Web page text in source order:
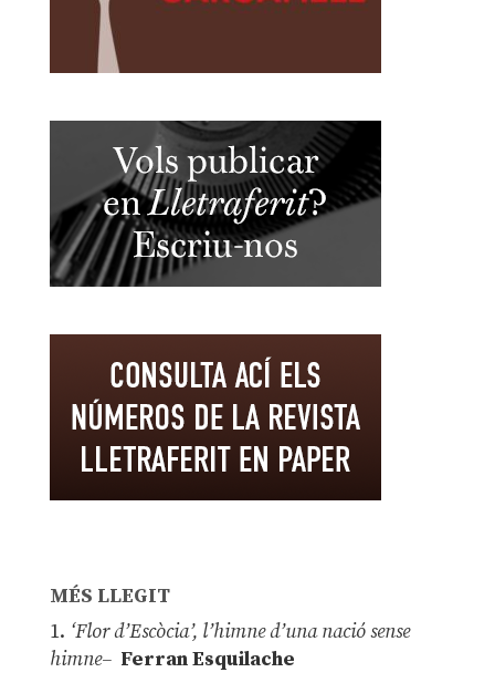
MÉS LLEGIT
1. ‘Flor d’Escòcia’, l’himne d’una nació sense
himne– Ferran Esquilache